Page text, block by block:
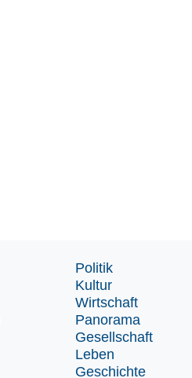
Politik
Kultur
Wirtschaft
Panorama
Gesellschaft
Leben
Geschichte